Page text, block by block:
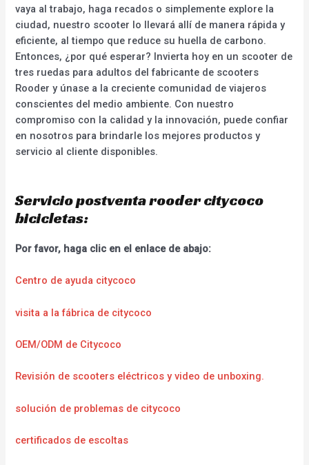
vaya al trabajo, haga recados o simplemente explore la
ciudad, nuestro scooter lo llevará allí de manera rápida y
eficiente, al tiempo que reduce su huella de carbono.
Entonces, ¿por qué esperar? Invierta hoy en un scooter de
tres ruedas para adultos del fabricante de scooters
Rooder y únase a la creciente comunidad de viajeros
conscientes del medio ambiente. Con nuestro
compromiso con la calidad y la innovación, puede confiar
en nosotros para brindarle los mejores productos y
servicio al cliente disponibles.
Servicio postventa rooder citycoco
bicicletas:
Por favor, haga clic en el enlace de abajo:
Centro de ayuda citycoco
visita a la fábrica de citycoco
OEM/ODM de Citycoco
Revisión de scooters eléctricos y video de unboxing.
solución de problemas de citycoco
certificados de escoltas